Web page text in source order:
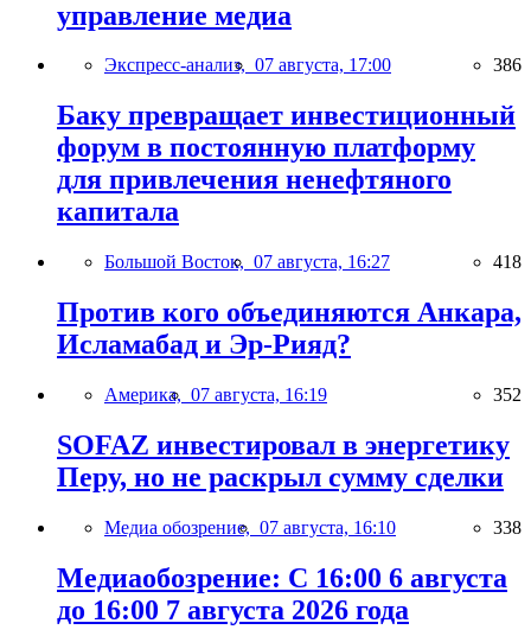
управление медиа
Экспресс-анализ, 07 августа, 17:00 386
Баку превращает инвестиционный
форум в постоянную платформу
для привлечения ненефтяного
капитала
Большой Восток, 07 августа, 16:27 418
Против кого объединяются Анкара,
Исламабад и Эр-Рияд?
Америка, 07 августа, 16:19 352
SOFAZ инвестировал в энергетику
Перу, но не раскрыл сумму сделки
Медиа обозрение, 07 августа, 16:10 338
Медиаобозрение: С 16:00 6 августа
до 16:00 7 августа 2026 года